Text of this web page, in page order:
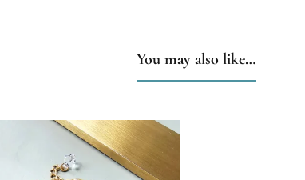
You may also like…